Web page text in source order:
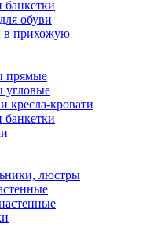
обуви
прихожую
прямые
угловые
кресла-кровати
люстры